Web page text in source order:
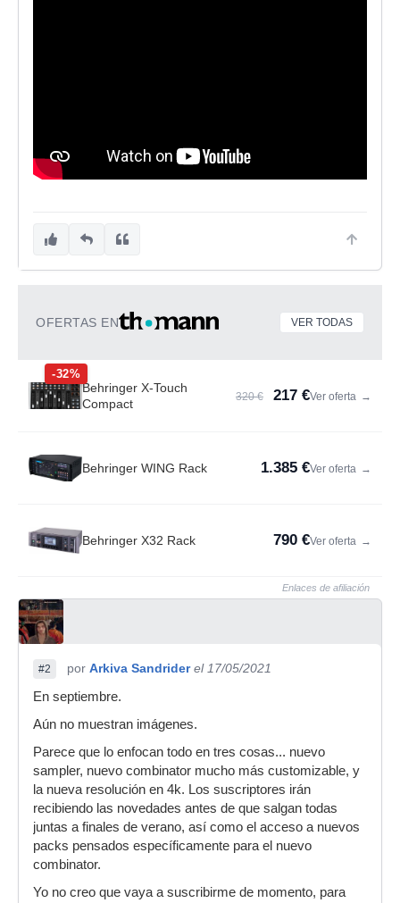
OFERTAS EN VER TODAS
-32%
Behringer X-Touch
Compact
320 € 217 €Ver oferta →
Behringer WING Rack 1.385 €Ver oferta →
Behringer X32 Rack 790 €Ver oferta →
Enlaces de afiliación
#2 por Arkiva Sandrider el 17/05/2021
En septiembre.
Aún no muestran imágenes.
Parece que lo enfocan todo en tres cosas... nuevo
sampler, nuevo combinator mucho más customizable, y
la nueva resolución en 4k. Los suscriptores irán
recibiendo las novedades antes de que salgan todas
juntas a finales de verano, así como el acceso a nuevos
packs pensados específicamente para el nuevo
combinator.
Yo no creo que vaya a suscribirme de momento, para